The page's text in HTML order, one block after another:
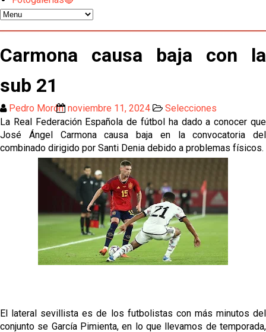
Sow muy cerca de cerrar su traspaso al Genoa
Oso es el siguiente en la lista para salir
El Sevilla FC oficializa la cesión de Rafa Mir al Aris
de Salónica
Juanlu se marcha traspasado al Bournemouth
Emery quiere pescar en el Atleti , el Villareal ya
tiene nuevo portero y el Getafe mueve ficha... Las
últimas novedades del mercado de La Liga
Vargas y Sow se incorporan al grupo en la sesión
Odysseas Vlachodimos: “El objetivo es mejorar la
temporada pasada”
Opinión | "Carta abierta a Alberto Flores" por Rafa
García
Carmona causa baja con la
sub 21
Pedro Morón noviembre 11, 2024
Selecciones
La Real Federación Española de fútbol ha dado a conocer que
José Ángel Carmona causa baja en la convocatoria del
combinado dirigido por Santi Denia debido a problemas físicos.
El lateral sevillista es de los futbolistas con más minutos del
conjunto se García Pimienta, en lo que llevamos de temporada,